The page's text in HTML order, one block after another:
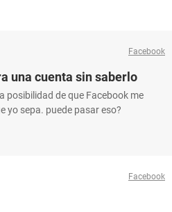
Facebook
una cuenta sin saberlo
posibilidad de que Facebook me
yo sepa. puede pasar eso?
Facebook